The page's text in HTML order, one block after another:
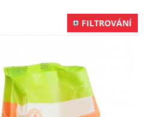
FILTROVÁNÍ